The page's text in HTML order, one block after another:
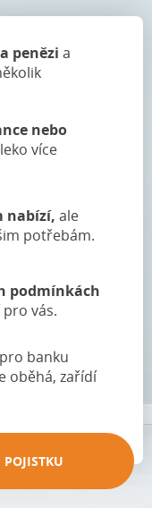
penězi a
nebo
více
nabízí, ale
potřebám.
podmínkách
vás.
banku
oběhá, zařídí